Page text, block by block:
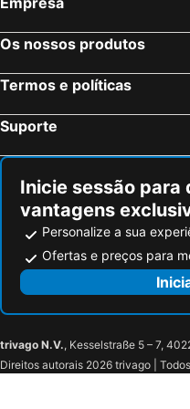
Cork, Eire Hotéis
Killarney, Eire Hotéis
Os nossos produtos
Termos e políticas
Suporte
Inicie sessão para
vantagens
Personalize a sua
Ofertas e preços para
trivago N.V., Kesselstraße 5 – 7,
Direitos autorais 2026 trivago |